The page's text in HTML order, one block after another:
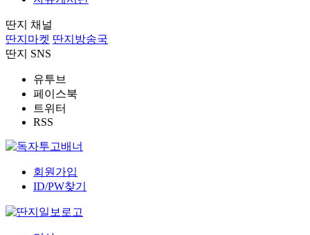
딴지 채널
딴지마켓 딴지방송국
딴지 SNS
유투브
페이스북
트위터
RSS
회원가입
ID/PW찾기